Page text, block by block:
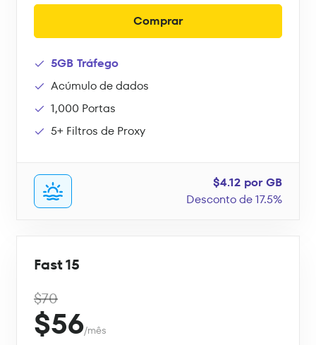
Comprar
5GB Tráfego
Acúmulo de dados
1,000 Portas
5+ Filtros de Proxy
$4.12 por GB
Desconto de 17.5%
Fast 15
$70
$56/mês